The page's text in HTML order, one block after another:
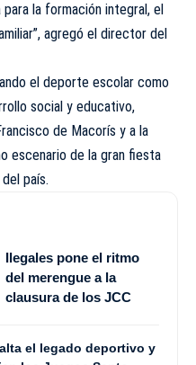
la formación integral, el
agregó el director del
el deporte escolar como
social y educativo,
de Macorís y a la
escenario de la gran fiesta
país.
Ilegales pone el ritmo
del merengue a la
clausura de los JCC
el legado deportivo y